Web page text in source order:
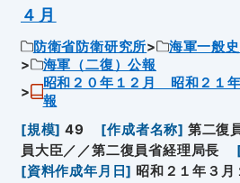
４月
防衛省防衛研究所 海軍一般
海軍（二復）公報
昭和２０年１２月 昭和２１
報
[規模] 49 [作成者名称] 第二復
員大臣／／第二復員省経理局長
[資料作成年月日] 昭和２１年３月